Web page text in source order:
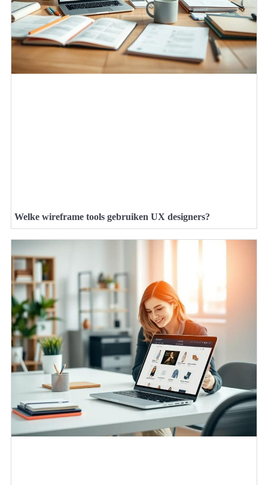
Welke wireframe tools gebruiken UX designers?